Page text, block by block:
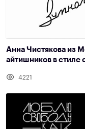
Анна Чистякова из
айтишников в стиле
4221